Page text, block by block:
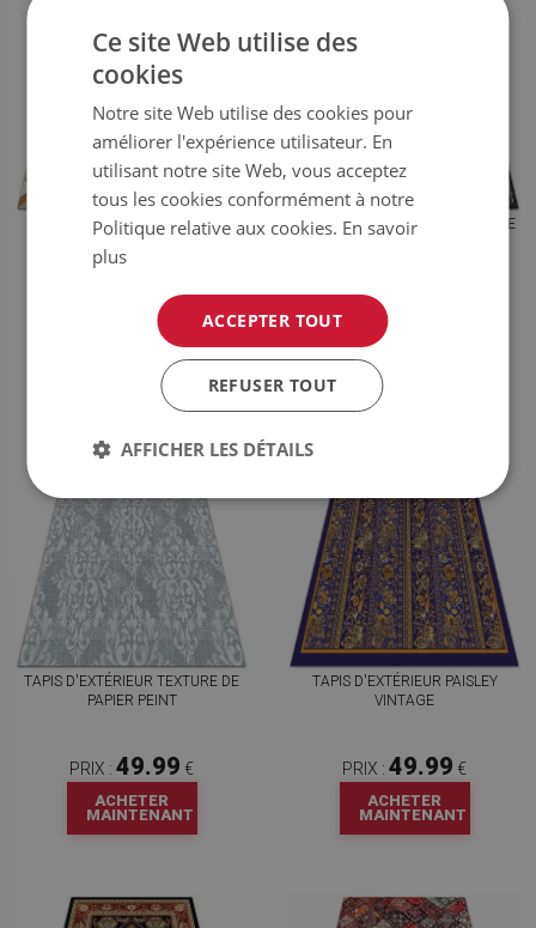
TAPIS EXTERIEUR TERRASSE
MODÈLES DE MÉLANGE
49.99
ACHETER
MAINTENANT
TAPIS D'EXTÉRIEUR MÉLANGE DE
PRIX :
ACHETER
MAINTENANT
TAPIS D'EXTÉRIEUR TEXTURE DE
PAPIER PEINT
PRIX : 49.99 €
ACHETER
MAINTENANT
TAPIS D'EXTÉRIEUR PAISLEY
VINTAGE
PRIX : 49.99 €
ACHETER
MAINTENANT
Ce site Web utilise des
cookies
Notre site Web utilise des cookies pour
améliorer l'expérience utilisateur. En
utilisant notre site Web, vous acceptez
tous les cookies conformément à notre
Politique relative aux cookies. En savoir
plus
ACCEPTER TOUT
REFUSER TOUT
AFFICHER LES DÉTAILS